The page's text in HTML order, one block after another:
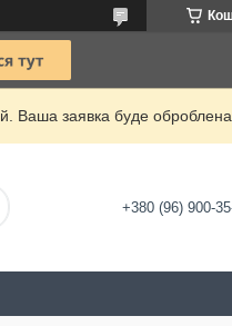
Ваша заявка буде
+380 (96) 900-